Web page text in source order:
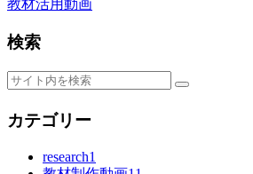
教材活用動画
検索
カテゴリー
research1